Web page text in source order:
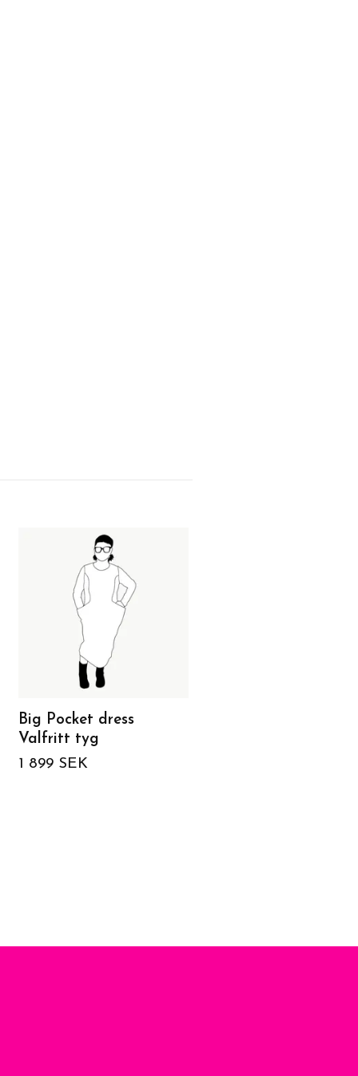
Big Pocket dress
Valfritt tyg
1 899 SEK